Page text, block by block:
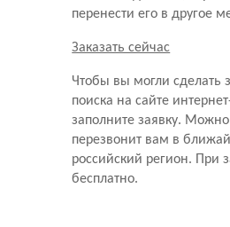
перенести его в другое
Заказать сейчас
Чтобы вы могли сделать
поиска на сайте
заполните заявку.
перезвонит вам в
российский регион. При
бесплатно.